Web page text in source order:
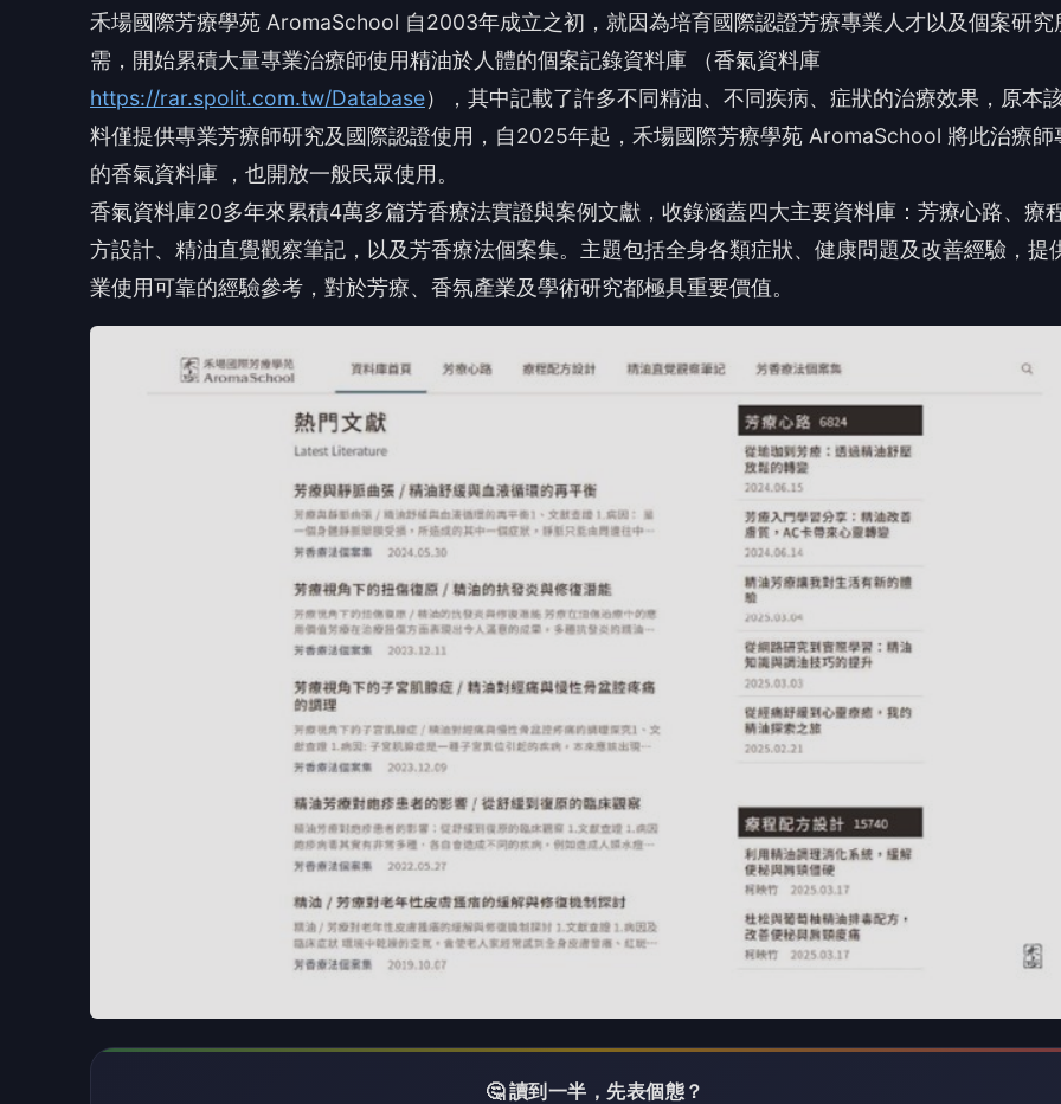
禾場國際芳療學苑 AromaSchool 自2003年成立之初，就因為培育國際認證芳療專業人才以及個案研究
需，開始累積大量專業治療師使用精油於人體的個案記錄資料庫 （香氣資料庫
https://rar.spolit.com.tw/Database），其中記載了許多不同精油、不同疾病、症狀的治療效果，原本
料僅提供專業芳療師研究及國際認證使用，自2025年起，禾場國際芳療學苑 AromaSchool 將此治療師
的香氣資料庫 ，也開放一般民眾使用。
香氣資料庫20多年來累積4萬多篇芳香療法實證與案例文獻，收錄涵蓋四大主要資料庫：芳療心路、療
方設計、精油直覺觀察筆記，以及芳香療法個案集。主題包括全身各類症狀、健康問題及改善經驗，提
業使用可靠的經驗參考，對於芳療、香氛產業及學術研究都極具重要價值。
🤔 讀到一半，先表個態？